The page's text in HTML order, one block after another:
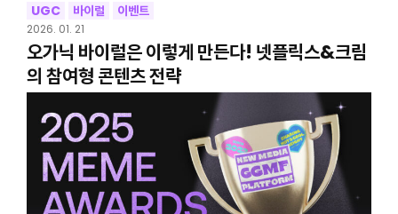
UGC 바이럴 이벤트
2026. 01. 21
오가닉 바이럴은 이렇게 만든다! 넷플릭스&크림
의 참여형 콘텐츠 전략